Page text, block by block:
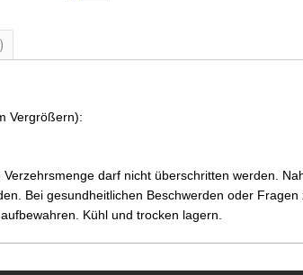
Vergrößern):
darf nicht überschritten werden.
Bei gesundheitlichen Beschwerden oder
Kühl und trocken lagern.